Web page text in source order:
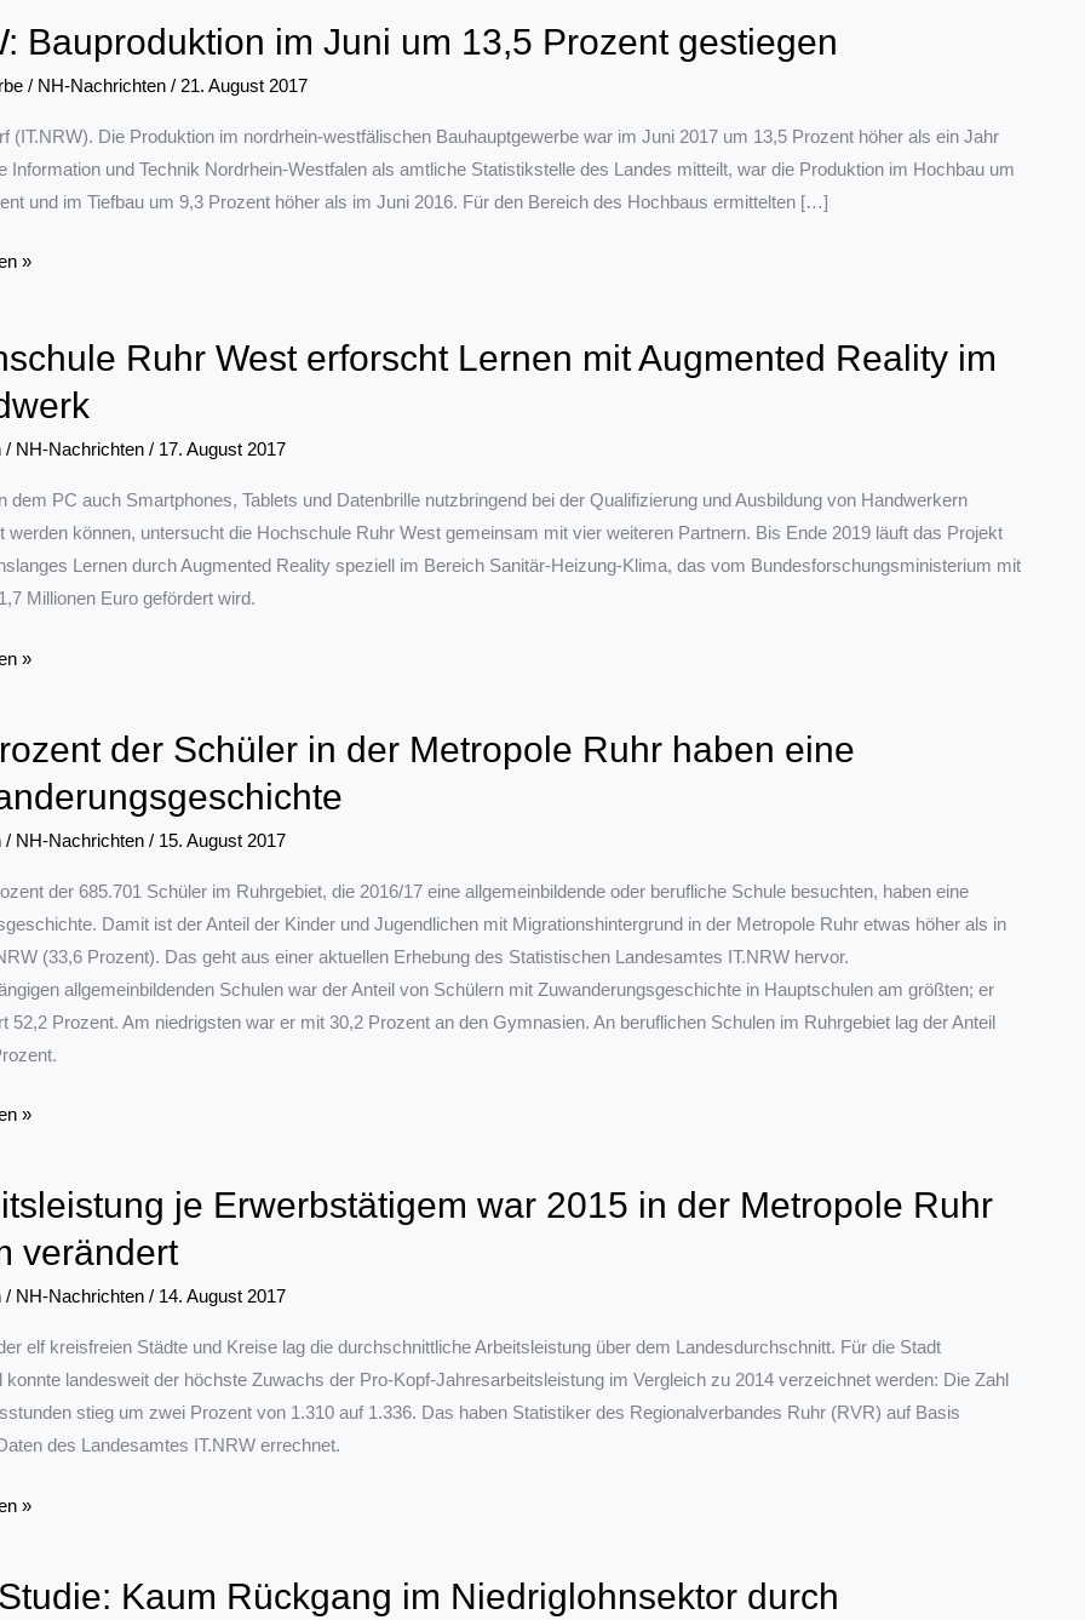
Bauproduktion im Juni um 13,5 Prozent gestiegen
/ NH-Nachrichten / 21. August 2017
(IT.NRW). Die Produktion im nordrhein-westfälischen Bauhauptgewerbe war im Juni 2017 um 13,5 Prozent höher als ein Jahr
Information und Technik Nordrhein-Westfalen als amtliche Statistikstelle des Landes mitteilt, war die Produktion im Hochbau um
und im Tiefbau um 9,3 Prozent höher als im Juni 2016. Für den Bereich des Hochbaus ermittelten […]
»
Ruhr West erforscht Lernen mit Augmented Reality im
/ NH-Nachrichten / 17. August 2017
dem PC auch Smartphones, Tablets und Datenbrille nutzbringend bei der Qualifizierung und Ausbildung von Handwerkern
werden können, untersucht die Hochschule Ruhr West gemeinsam mit vier weiteren Partnern. Bis Ende 2019 läuft das Projekt
Lernen durch Augmented Reality speziell im Bereich Sanitär-Heizung-Klima, das vom Bundesforschungsministerium mit
Millionen Euro gefördert wird.
»
der Schüler in der Metropole Ruhr haben eine
/ NH-Nachrichten / 15. August 2017
der 685.701 Schüler im Ruhrgebiet, die 2016/17 eine allgemeinbildende oder berufliche Schule besuchten, haben eine
Damit ist der Anteil der Kinder und Jugendlichen mit Migrationshintergrund in der Metropole Ruhr etwas höher als in
(33,6 Prozent). Das geht aus einer aktuellen Erhebung des Statistischen Landesamtes IT.NRW hervor.
allgemeinbildenden Schulen war der Anteil von Schülern mit Zuwanderungsgeschichte in Hauptschulen am größten; er
52,2 Prozent. Am niedrigsten war er mit 30,2 Prozent an den Gymnasien. An beruflichen Schulen im Ruhrgebiet lag der Anteil
»
je Erwerbstätigem war 2015 in der Metropole Ruhr
verändert
/ NH-Nachrichten / 14. August 2017
elf kreisfreien Städte und Kreise lag die durchschnittliche Arbeitsleistung über dem Landesdurchschnitt. Für die Stadt
konnte landesweit der höchste Zuwachs der Pro-Kopf-Jahresarbeitsleistung im Vergleich zu 2014 verzeichnet werden: Die Zahl
stieg um zwei Prozent von 1.310 auf 1.336. Das haben Statistiker des Regionalverbandes Ruhr (RVR) auf Basis
des Landesamtes IT.NRW errechnet.
»
Kaum Rückgang im Niedriglohnsektor durch